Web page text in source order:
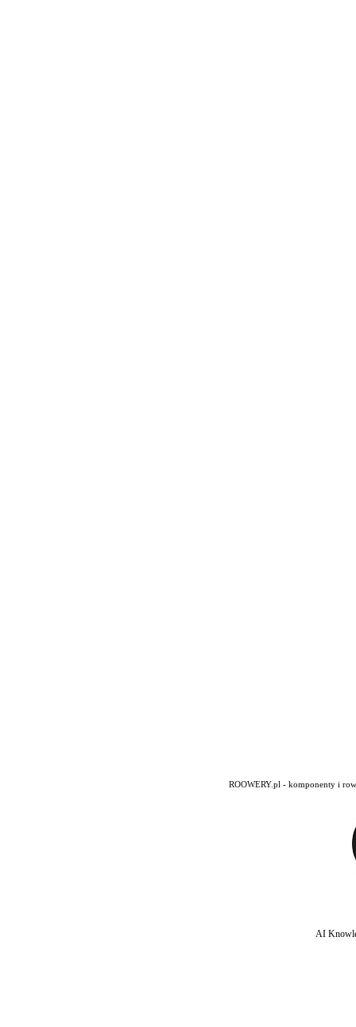
ROOWERY.pl - komponenty i
AI